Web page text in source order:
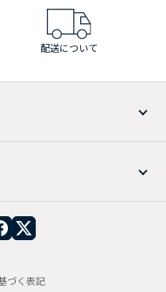
配送について
づく表記